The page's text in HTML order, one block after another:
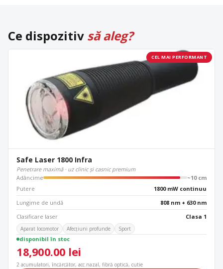
Ce dispozitiv să aleg?
CEL MAI PERFORMANT
Safe Laser 1800 Infra
Penetrare maximă · uz clinic și casnic premium
Adâncime
~10 cm
Putere
1800 mW continuu
Lungime de undă
808 nm + 630 nm
Clasificare laser
Clasa 1
Aparat locomotor Afecțiuni profunde Sport
disponibil în stoc
18,900.00 lei
2 acumulatori, încărcător, acc.nazal, fibră optică, cutie